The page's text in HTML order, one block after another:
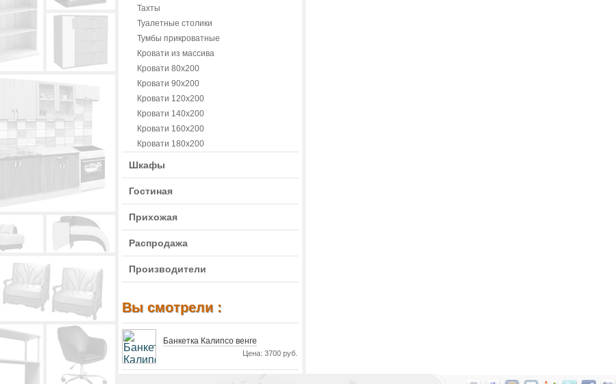
Тахты
Туалетные столики
Тумбы прикроватные
Кровати из массива
Кровати 80х200
Кровати 90х200
Кровати 120х200
Кровати 140х200
Кровати 160х200
Кровати 180х200
Шкафы
Гостиная
Прихожая
Распродажа
Производители
Вы смотрели :
Банкетка Калипсо венге
Цена: 3700 руб.